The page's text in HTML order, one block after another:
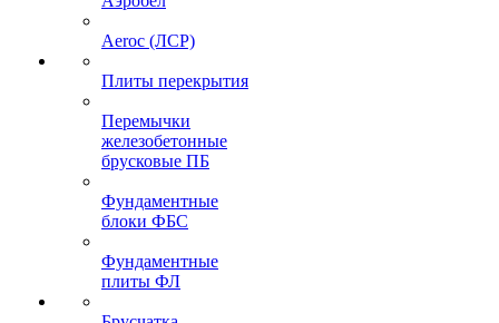
Aeroc (ЛСР)
Плиты перекрытия
Перемычки
железобетонные
брусковые ПБ
Фундаментные
блоки ФБС
Фундаментные
плиты ФЛ